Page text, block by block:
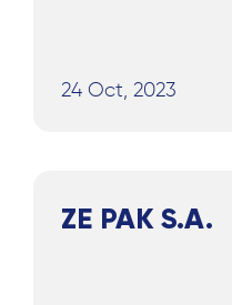
24 Oct, 2023
ZE PAK S.A.